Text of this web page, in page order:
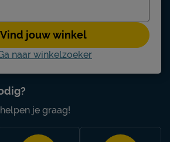
je graag!
Vind jouw winkel
naar winkelzoeker